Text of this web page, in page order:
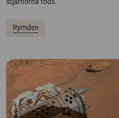
Rymden